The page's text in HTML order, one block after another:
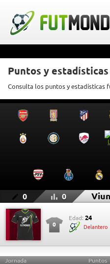
Puntos y
Consulta los puntos y estadísticas
0 0
0
Edad: 24
Delantero
Jornada Puntos